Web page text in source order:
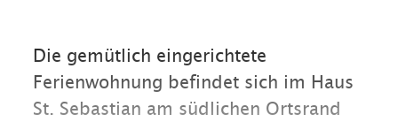
Die gemütlich eingerichtete
Ferienwohnung befindet sich im Haus
St. Sebastian am südlichen Ortsrand